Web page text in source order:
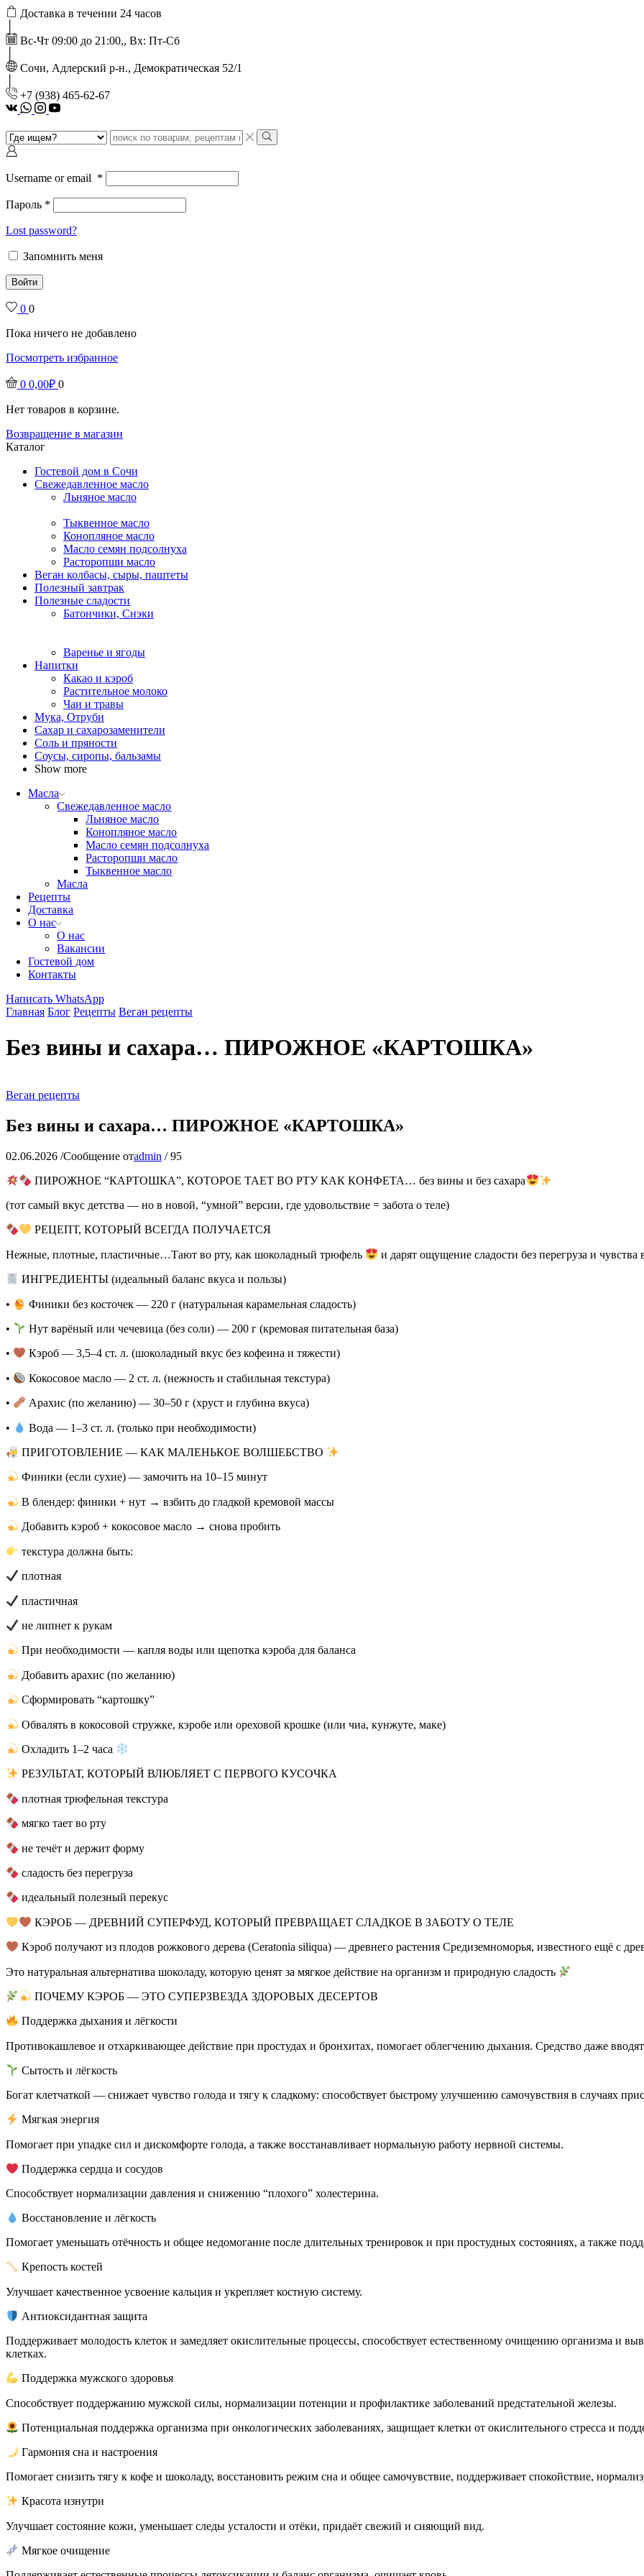
Доставка в течении 24 часов
Вс-Чт 09:00 до 21:00,, Вх: Пт-Сб
Сочи, Адлерский р-н., Демократическая 52/1
‭+7 (938) 465-62-67‬
vk Whatsapp
Instagram
Youtube
Search
input
Search
Username or email *
Пароль *
Lost password?
Запомнить меня
Войти
0 0
Пока ничего не добавлено
Посмотреть избранное
0 0,00₽ 0
Нет товаров в корзине.
Возвращение в магазин
Каталог
Гостевой дом в Сочи
Свежедавленное масло
Льняное масло
Тыквенное масло
Конопляное масло
Масло семян подсолнуха
Расторопши масло
Веган колбасы, сыры, паштеты
Полезный завтрак
Полезные сладости
Батончики, Снэки
Варенье и ягоды
Напитки
Какао и кэроб
Растительное молоко
Чаи и травы
Мука, Отруби
Сахар и сахарозаменители
Соль и пряности
Соусы, сиропы, бальзамы
Show more
Масла
Свежедавленное масло
Льняное масло
Конопляное масло
Масло семян подсолнуха
Расторопши масло
Тыквенное масло
Масла
Рецепты
Доставка
О нас
О нас
Вакансии
Гостевой дом
Контакты
Написать WhatsApp
Главная Блог Рецепты Веган рецепты
Без вины и сахара… ПИРОЖНОЕ «КАРТОШКА»
Веган рецепты
Без вины и сахара… ПИРОЖНОЕ «КАРТОШКА»
02.06.2026 /Сообщение отadmin / 95
ПИРОЖНОЕ “КАРТОШКА”, КОТОРОЕ ТАЕТ ВО РТУ КАК КОНФЕТА… без вины и без сахара
(тот самый вкус детства — но в новой, “умной” версии, где удовольствие = забота о теле)
РЕЦЕПТ, КОТОРЫЙ ВСЕГДА ПОЛУЧАЕТСЯ
Нежные, плотные, пластичные…Тают во рту, как шоколадный трюфель и дарят ощущение сладости без перегруза и
ИНГРЕДИЕНТЫ (идеальный баланс вкуса и пользы)
• Финики без косточек — 220 г (натуральная карамельная сладость)
• Нут варёный или чечевица (без соли) — 200 г (кремовая питательная база)
• Кэроб — 3,5–4 ст. л. (шоколадный вкус без кофеина и тяжести)
• Кокосовое масло — 2 ст. л. (нежность и стабильная текстура)
• Арахис (по желанию) — 30–50 г (хруст и глубина вкуса)
• Вода — 1–3 ст. л. (только при необходимости)
ПРИГОТОВЛЕНИЕ — КАК МАЛЕНЬКОЕ ВОЛШЕБСТВО
Финики (если сухие) — замочить на 10–15 минут
В блендер: финики + нут → взбить до гладкой кремовой массы
Добавить кэроб + кокосовое масло → снова пробить
текстура должна быть:
плотная
пластичная
не липнет к рукам
При необходимости — капля воды или щепотка кэроба для баланса
Добавить арахис (по желанию)
Сформировать “картошку”
Обвалять в кокосовой стружке, кэробе или ореховой крошке (или чиа, кунжуте, маке)
Охладить 1–2 часа
РЕЗУЛЬТАТ, КОТОРЫЙ ВЛЮБЛЯЕТ С ПЕРВОГО КУСОЧКА
плотная трюфельная текстура
мягко тает во рту
не течёт и держит форму
сладость без перегруза
идеальный полезный перекус
КЭРОБ — ДРЕВНИЙ СУПЕРФУД, КОТОРЫЙ ПРЕВРАЩАЕТ СЛАДКОЕ В ЗАБОТУ О ТЕЛЕ
Кэроб получают из плодов рожкового дерева (Ceratonia siliqua) — древнего растения Средиземноморья, известного ещё с
Это натуральная альтернатива шоколаду, которую ценят за мягкое действие на организм и природную сладость
ПОЧЕМУ КЭРОБ — ЭТО СУПЕРЗВЕЗДА ЗДОРОВЫХ ДЕСЕРТОВ
Поддержка дыхания и лёгкости
Противокашлевое и отхаркивающее действие при простудах и бронхитах, помогает облегчению дыхания. Средство даже
Сытость и лёгкость
Богат клетчаткой — снижает чувство голода и тягу к сладкому: способствует быстрому улучшению самочувствия в случаях
Мягкая энергия
Помогает при упадке сил и дискомфорте голода, а также восстанавливает нормальную работу нервной системы.
Поддержка сердца и сосудов
Способствует нормализации давления и снижению “плохого” холестерина.
Восстановление и лёгкость
Помогает уменьшать отёчность и общее недомогание после длительных тренировок и при простудных состояниях, а также
Крепость костей
Улучшает качественное усвоение кальция и укрепляет костную систему.
Антиоксидантная защита
Поддерживает молодость клеток и замедляет окислительные процессы, способствует естественному очищению организма и
клетках.
Поддержка мужского здоровья
Способствует поддержанию мужской силы, нормализации потенции и профилактике заболеваний предстательной железы.
Потенциальная поддержка организма при онкологических заболеваниях, защищает клетки от окислительного стресса и
Гармония сна и настроения
Помогает снизить тягу к кофе и шоколаду, восстановить режим сна и общее самочувствие, поддерживает спокойствие,
Красота изнутри
Улучшает состояние кожи, уменьшает следы усталости и отёки, придаёт свежий и сияющий вид.
Мягкое очищение